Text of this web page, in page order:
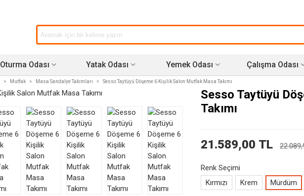
Oturma Odası Yatak Odası Yemek Odası Çalışma Odası
> Mutfak > Masa Sandalye Takımları > Sesso Taytüyü Döşeme 6 Kişilik Salon Mutfak Masa Takımı
Sesso Taytüyü
Takımı
21.589,00 TL
Renk Seçimi
Kırmızı
Krem Mürdüm